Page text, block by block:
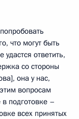
что могут быть
ответить,
со стороны
она у нас,
вопросам
подготовке –
всех принятых